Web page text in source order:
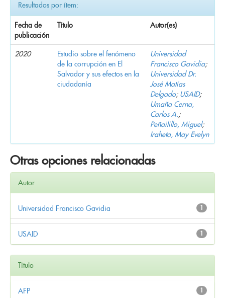
Resultados por ítem:
Fecha de
publicación
Título Autor(es)
2020
Estudio sobre el fenómeno
de la corrupción en El
Salvador y sus efectos en la
ciudadanía
Universidad
Francisco Gavidia;
Universidad Dr.
José Matías
Delgado; USAID;
Umaña Cerna,
Carlos A.;
Peñailillo, Miguel;
Iraheta, May Evelyn
Otras opciones relacionadas
Autor
1
Universidad Francisco Gavidia
1
USAID
Título
1
AFP